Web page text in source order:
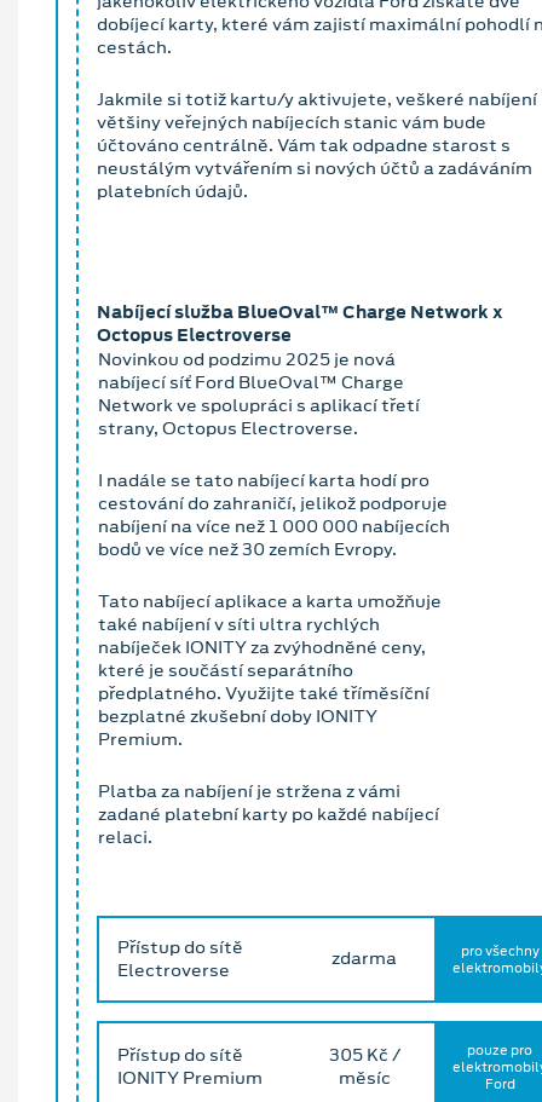
dobíjecí karty, které vám zajistí maximální pohodlí
cestách.
Jakmile si totiž kartu/y aktivujete, veškeré nabíjení
většiny veřejných nabíjecích stanic vám bude
účtováno centrálně. Vám tak odpadne starost s
neustálým vytvářením si nových účtů a zadáváním
platebních údajů.
Nabíjecí služba BlueOval™ Charge Network x
Octopus Electroverse
Novinkou od podzimu 2025 je nová
nabíjecí síť Ford BlueOval™ Charge
Network ve spolupráci s aplikací třetí
strany, Octopus Electroverse.
I nadále se tato nabíjecí karta hodí pro
cestování do zahraničí, jelikož podporuje
nabíjení na více než 1 000 000 nabíjecích
bodů ve více než 30 zemích Evropy.
Tato nabíjecí aplikace a karta umožňuje
také nabíjení v síti ultra rychlých
nabíječek IONITY za zvýhodněné ceny,
které je součástí separátního
předplatného. Využijte také tříměsíční
bezplatné zkušební doby IONITY
Premium.
Platba za nabíjení je stržena z vámi
zadané platební karty po každé nabíjecí
relaci.
Přístup do sítě
Electroverse
zdarma
pro všechny
Přístup do sítě
IONITY Premium
305 Kč /
měsíc
pouze pro
Ford